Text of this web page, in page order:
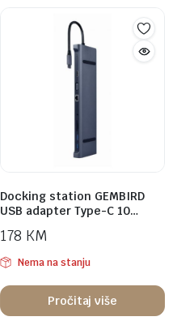
Docking station GEMBIRD
USB adapter Type-C 10…
178 KM
Nema na stanju
Pročitaj više